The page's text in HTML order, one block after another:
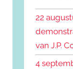
n
a
a
r
22
van J.P.
4